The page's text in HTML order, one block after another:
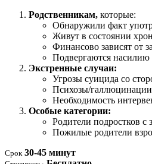
Родственникам, которые:
Обнаружили факт
Живут в состоянии
Финансово зависят от
Подвергаются насилию
Экстренные случаи:
Угрозы суицида со
Психозы/
Необходимость
Особые категории:
Родители подростков с
Пожилые родители
Срок 30-45 минут